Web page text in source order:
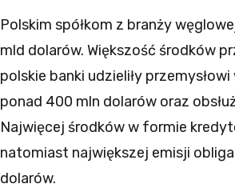
Polskim spółkom z branży
mld dolarów. Większość środków
polskie banki udzieliły
ponad 400 mln dolarów oraz
Najwięcej środków w formie
natomiast największej emisji
dolarów.